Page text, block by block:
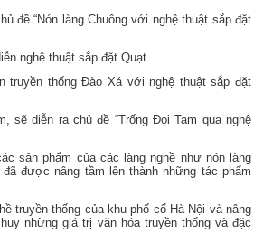
đề “Nón làng Chuông với nghệ thuật sắp đặt
nghệ thuật sắp đặt Quạt.
truyền thống Đào Xá với nghệ thuật sắp đặt
sẽ diễn ra chủ đề “Trống Đọi Tam qua nghệ
sản phẩm của các làng nghề như nón làng
được nâng tầm lên thành những tác phẩm
truyền thống của khu phố cổ Hà Nội và nâng
những giá trị văn hóa truyền thống và đặc